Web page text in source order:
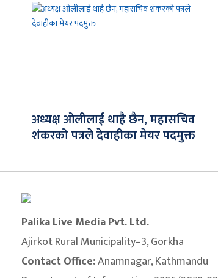
अध्यक्ष ओलीलाई थाहै छैन, महासचिव
शंकरको पत्रले देवाहीका मेयर पदमुक्त
Palika Live Media Pvt. Ltd.
Ajirkot Rural Municipality–3, Gorkha
Contact Office:Anamnagar, Kathmandu